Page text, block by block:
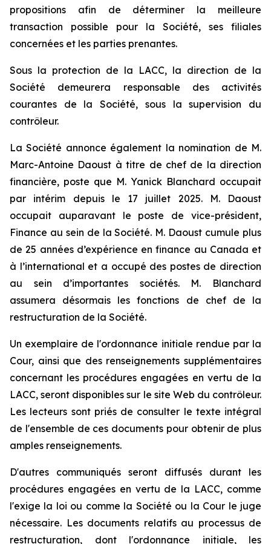
propositions afin de déterminer la meilleure
transaction possible pour la Société, ses filiales
concernées et les parties prenantes.
Sous la protection de la LACC, la direction de la
Société demeurera responsable des activités
courantes de la Société, sous la supervision du
contrôleur.
La Société annonce également la nomination de M.
Marc-Antoine Daoust à titre de chef de la direction
financière, poste que M. Yanick Blanchard occupait
par intérim depuis le 17 juillet 2025. M. Daoust
occupait auparavant le poste de vice-président,
Finance au sein de la Société. M. Daoust cumule plus
de 25 années d’expérience en finance au Canada et
à l’international et a occupé des postes de direction
au sein d’importantes sociétés. M. Blanchard
assumera désormais les fonctions de chef de la
restructuration de la Société.
Un exemplaire de l'ordonnance initiale rendue par la
Cour, ainsi que des renseignements supplémentaires
concernant les procédures engagées en vertu de la
LACC, seront disponibles sur le site Web du contrôleur.
Les lecteurs sont priés de consulter le texte intégral
de l'ensemble de ces documents pour obtenir de plus
amples renseignements.
D'autres communiqués seront diffusés durant les
procédures engagées en vertu de la LACC, comme
l'exige la loi ou comme la Société ou la Cour le juge
nécessaire. Les documents relatifs au processus de
restructuration, dont l'ordonnance initiale, les